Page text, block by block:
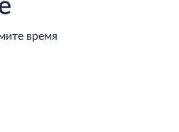
время